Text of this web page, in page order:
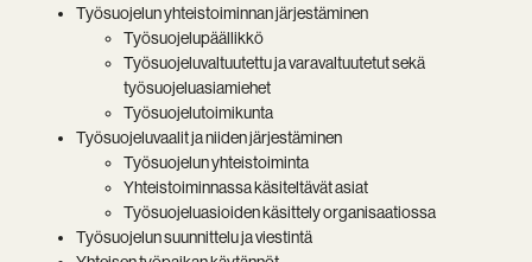
Työsuojelun yhteistoiminnan järjestäminen
Työsuojelupäällikkö
Työsuojeluvaltuutettu ja varavaltuutetut sekä
työsuojeluasiamiehet
Työsuojelutoimikunta
Työsuojeluvaalit ja niiden järjestäminen
Työsuojelun yhteistoiminta
Yhteistoiminnassa käsiteltävät asiat
Työsuojeluasioiden käsittely organisaatiossa
Työsuojelun suunnittelu ja viestintä